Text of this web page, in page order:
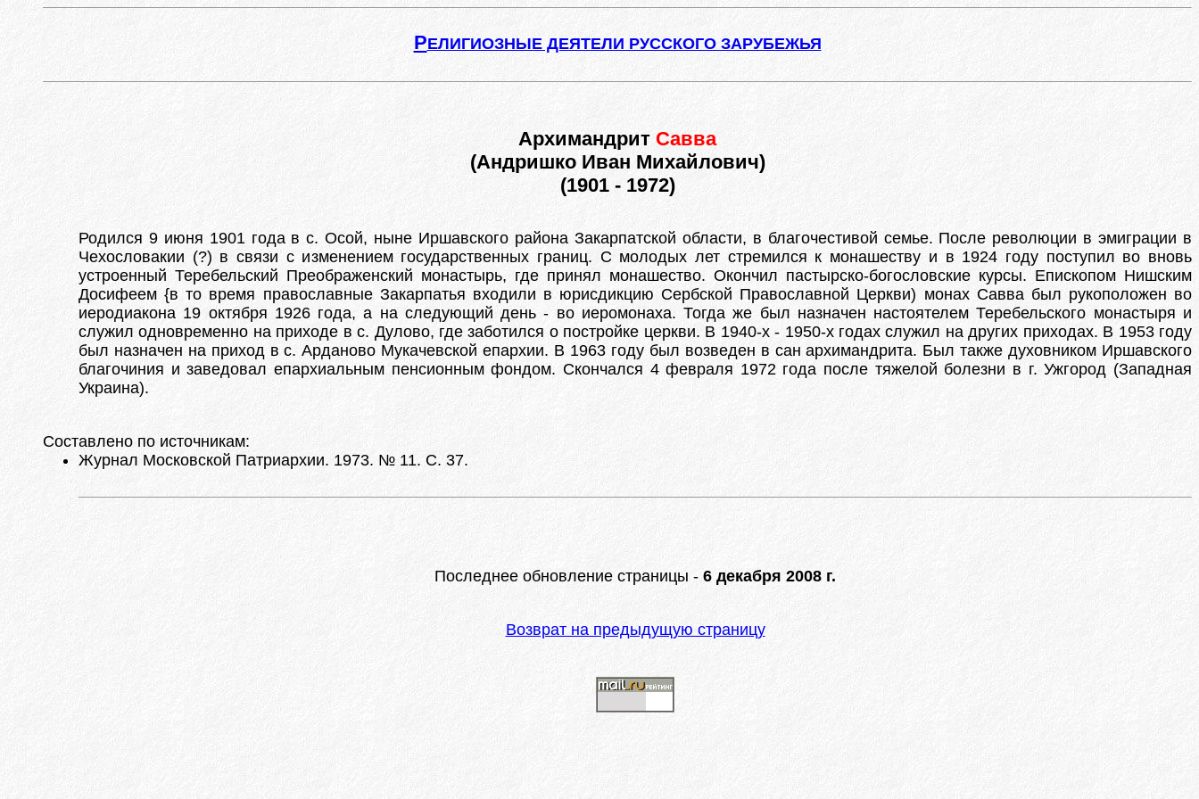
РЕЛИГИОЗНЫЕ ДЕЯТЕЛИ РУССКОГО ЗАРУБЕЖЬЯ
Архимандрит Савва
(Андришко Иван Михайлович)
(1901 - 1972)
Родился 9 июня 1901 года в с. Осой, ныне Иршавского района Закарпатской области, в благочестивой семье. После революции в эмиграции в
Чехословакии (?) в связи с изменением государственных границ. С молодых лет стремился к монашеству и в 1924 году поступил во вновь
устроенный Теребельский Преображенский монастырь, где принял монашество. Окончил пастырско-богословские курсы. Епископом Нишским
Досифеем {в то время православные Закарпатья входили в юрисдикцию Сербской Православной Церкви) монах Савва был рукоположен во
иеродиакона 19 октября 1926 года, а на следующий день - во иеромонаха. Тогда же был назначен настоятелем Теребельского монастыря и
служил одновременно на приходе в с. Дулово, где заботился о постройке церкви. В 1940-х - 1950-х годах служил на других приходах. В 1953 году
был назначен на приход в с. Арданово Мукачевской епархии. В 1963 году был возведен в сан архимандрита. Был также духовником Иршавского
благочиния и заведовал епархиальным пенсионным фондом. Скончался 4 февраля 1972 года после тяжелой болезни в г. Ужгород (Западная
Украина).
Составлено по источникам:
Журнал Московской Патриархии. 1973. № 11. С. 37.
Последнее обновление страницы - 6 декабря 2008 г.
Возврат на предыдущую страницу